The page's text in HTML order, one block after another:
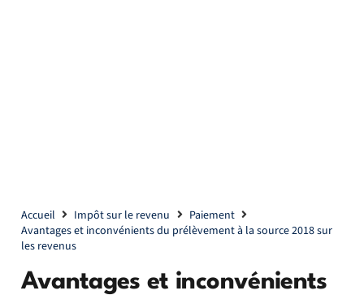
Accueil Impôt sur le revenu
Paiement
Avantages et inconvénients du prélèvement à la source 2018 sur
les revenus
Avantages et inconvénients